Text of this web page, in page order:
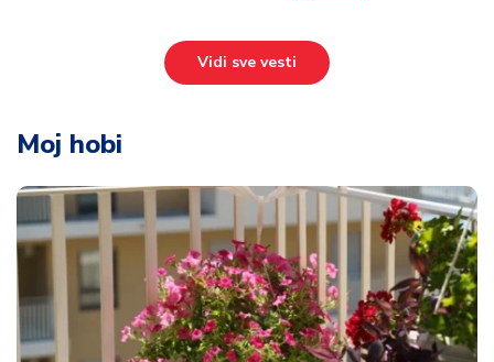
Vidi sve vesti
Moj hobi